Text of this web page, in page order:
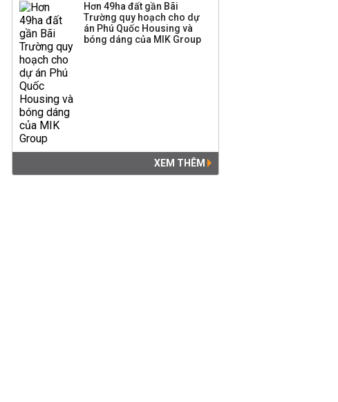
Hơn 49ha đất gần Bãi
Trường quy hoạch cho dự
án Phú Quốc Housing và
bóng dáng của MIK Group
XEM THÊM